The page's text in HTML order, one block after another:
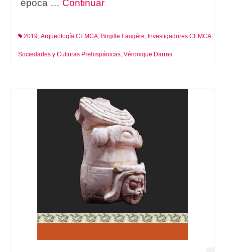
época … Continuar
2019, Arqueología CEMCA, Brigitte Faugère, Investigadores CEMCA,
Sociedades y Culturas Prehispánicas, Véronique Darras